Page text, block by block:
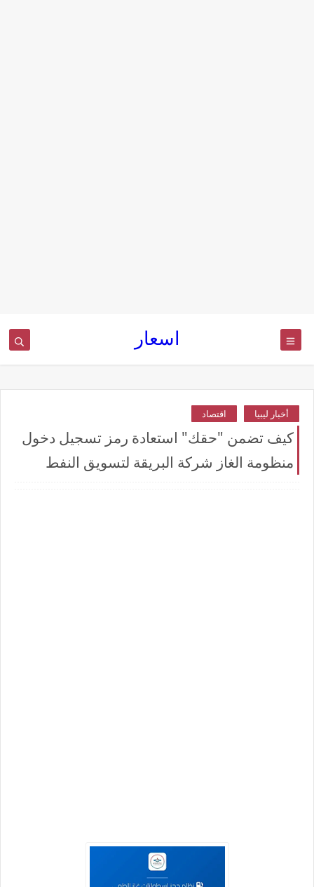
اسعار
أخبار ليبيا اقتصاد
كيف تضمن "حقك" استعادة رمز تسجيل دخول
منظومة الغاز شركة البريقة لتسويق النفط